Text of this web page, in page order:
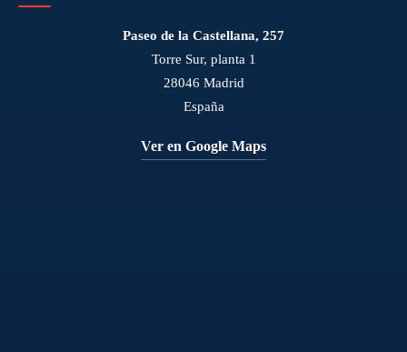
Paseo de la Castellana, 257
Torre Sur, planta 1
28046 Madrid
España
Ver en Google Maps